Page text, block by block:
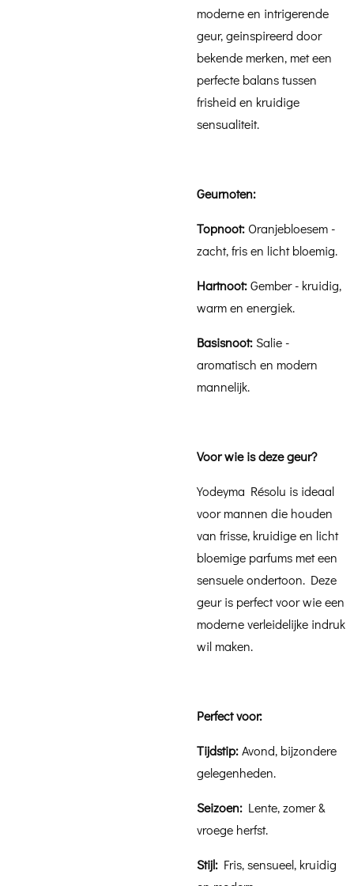
moderne en intrigerende
geur, geinspireerd door
bekende merken, met een
perfecte balans tussen
frisheid en kruidige
sensualiteit.
Geurnoten:
Topnoot:Oranjebloesem -
zacht, fris en licht bloemig.
Hartnoot:Gember - kruidig,
warm en energiek.
Basisnoot: Salie -
aromatisch en modern
mannelijk.
Voor wie is deze geur?
Yodeyma Résolu is ideaal
voor mannen die houden
van frisse, kruidige en licht
bloemige parfums met een
sensuele ondertoon. Deze
geur is perfect voor wie een
moderne verleidelijke indruk
wil maken.
Perfect voor:
Tijdstip:Avond, bijzondere
gelegenheden.
Seizoen: Lente, zomer &
vroege herfst.
Stijl: Fris, sensueel, kruidig